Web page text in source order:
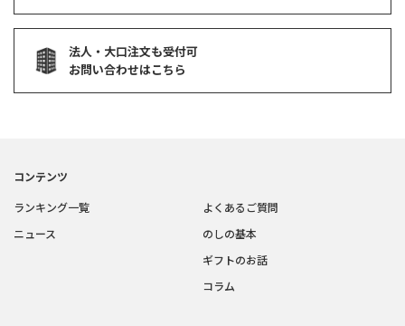
法人・大口注文も受付可
お問い合わせはこちら
コンテンツ
ランキング一覧
ニュース
よくあるご質問
のしの基本
ギフトのお話
コラム